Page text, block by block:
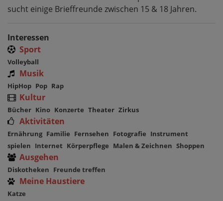
sucht einige Brieffreunde zwischen 15 & 18 Jahren.
Interessen
Sport
Volleyball
Musik
HipHop Pop Rap
Kultur
Bücher Kino Konzerte Theater Zirkus
Aktivitäten
Ernährung Familie Fernsehen Fotografie Instrument
spielen Internet Körperpflege Malen & Zeichnen Shoppen
Ausgehen
Diskotheken Freunde treffen
Meine Haustiere
Katze